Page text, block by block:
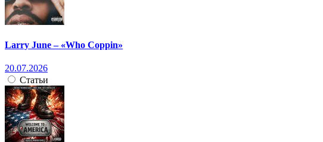
Larry June – «Who Coppin»
20.07.2026
Статьи